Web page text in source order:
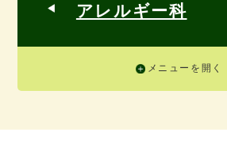
アレルギー科
メニューを開く